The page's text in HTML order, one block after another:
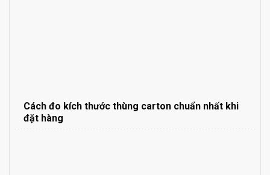
Cách đo kích thước thùng carton chuẩn nhất khi
đặt hàng